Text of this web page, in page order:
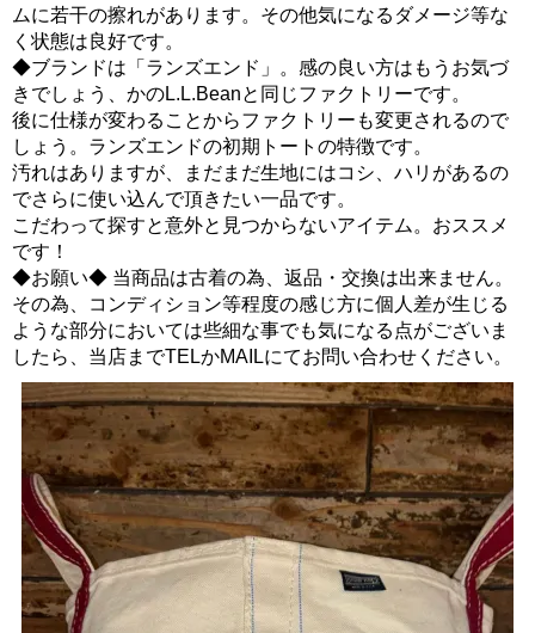
ムに若干の擦れがあります。その他気になるダメージ等な
く状態は良好です。
◆ブランドは「ランズエンド」。感の良い方はもうお気づ
きでしょう、かのL.L.Beanと同じファクトリーです。
後に仕様が変わることからファクトリーも変更されるので
しょう。ランズエンドの初期トートの特徴です。
汚れはありますが、まだまだ生地にはコシ、ハリがあるの
でさらに使い込んで頂きたい一品です。
こだわって探すと意外と見つからないアイテム。おススメ
です！
◆お願い◆ 当商品は古着の為、返品・交換は出来ません。
その為、コンディション等程度の感じ方に個人差が生じる
ような部分においては些細な事でも気になる点がございま
したら、当店までTELかMAILにてお問い合わせください。